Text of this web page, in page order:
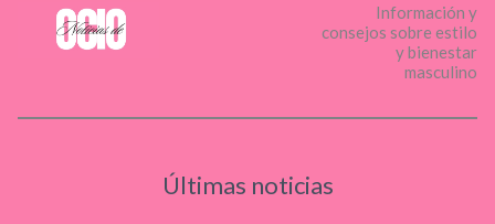
Información y
consejos sobre estilo
y bienestar
masculino
Últimas noticias